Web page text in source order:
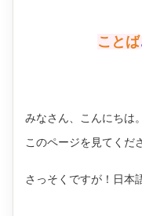
ことば
みなさん、こんにちは
このページを見てくだ
さっそくですが！日本